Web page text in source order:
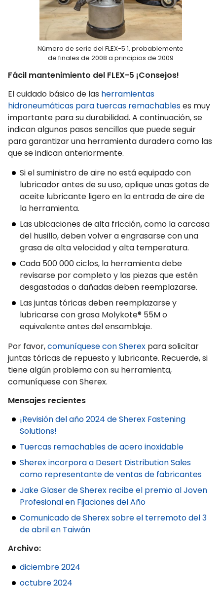
Número de serie del FLEX-5 1, probablemente
de finales de 2008 a principios de 2009
Fácil mantenimiento del FLEX-5 ¡Consejos!
El cuidado básico de las herramientas
hidroneumáticas para tuercas remachableses muy
importante para su durabilidad. A continuación, se
indican algunos pasos sencillos que puede seguir
para garantizar una herramienta duradera como las
que se indican anteriormente.
Si el suministro de aire no está equipado con
lubricador antes de su uso, aplique unas gotas de
aceite lubricante ligero en la entrada de aire de
la herramienta.
Las ubicaciones de alta fricción, como la carcasa
del husillo, deben volver a engrasarse con una
grasa de alta velocidad y alta temperatura.
Cada 500 000 ciclos, la herramienta debe
revisarse por completo y las piezas que estén
desgastadas o dañadas deben reemplazarse.
Las juntas tóricas deben reemplazarse y
lubricarse con grasa Molykote® 55M o
equivalente antes del ensamblaje.
Por favor,comuníquese con Sherex para solicitar
juntas tóricas de repuesto y lubricante. Recuerde, si
tiene algún problema con su herramienta,
comuníquese con Sherex.
Mensajes recientes
¡Revisión del año 2024 de Sherex Fastening
Solutions!
Tuercas remachables de acero inoxidable
Sherex incorpora a Desert Distribution Sales
como representante de ventas de fabricantes
Jake Glaser de Sherex recibe el premio al Joven
Profesional en Fijaciones del Año
Comunicado de Sherex sobre el terremoto del 3
de abril en Taiwán
Archivo:
diciembre 2024
octubre 2024